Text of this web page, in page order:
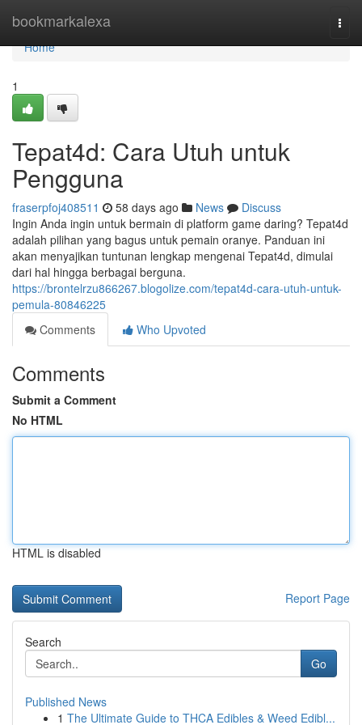
bookmarkalexa
Home
Home
1
Tepat4d: Cara Utuh untuk
Pengguna
fraserpfoj408511 58 days ago News
Discuss
Ingin Anda ingin untuk bermain di platform game daring? Tepat4d
adalah pilihan yang bagus untuk pemain oranye. Panduan ini
akan menyajikan tuntunan lengkap mengenai Tepat4d, dimulai
dari hal hingga berbagai berguna.
https://brontelrzu866267.blogolize.com/tepat4d-cara-utuh-untuk-
pemula-80846225
Comments
Who Upvoted
Comments
Submit a Comment
No HTML
HTML is disabled
Report Page
Search
Go
Published News
1 The Ultimate Guide to THCA Edibles & Weed Edibl...